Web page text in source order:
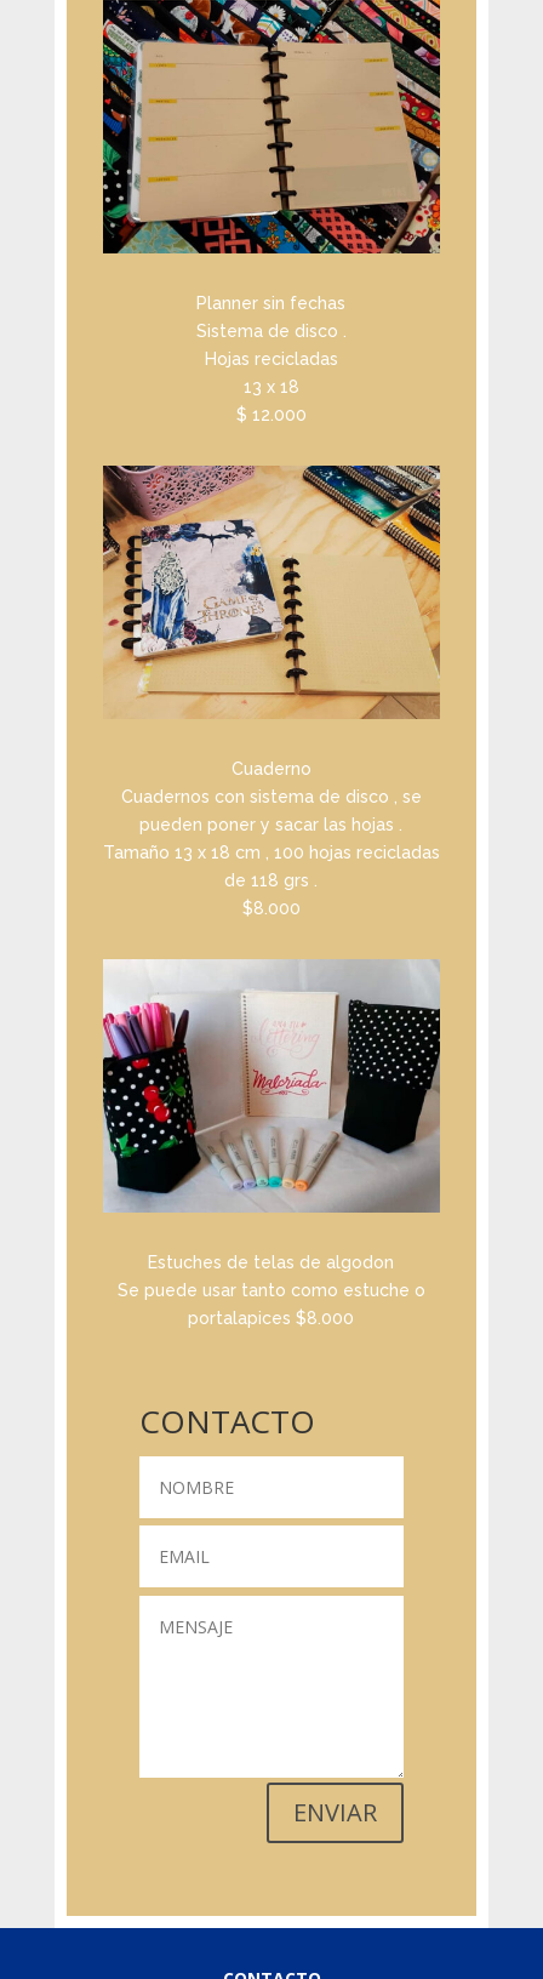
Planner sin fechas
Sistema de disco .
Hojas recicladas
13 x 18
$ 12.000
Cuaderno
Cuadernos con sistema de disco , se
pueden poner y sacar las hojas .
Tamaño 13 x 18 cm , 100 hojas recicladas
de 118 grs .
$8.000
Estuches de telas de algodon
Se puede usar tanto como estuche o
portalapices $8.000
CONTACTO
ENVIAR